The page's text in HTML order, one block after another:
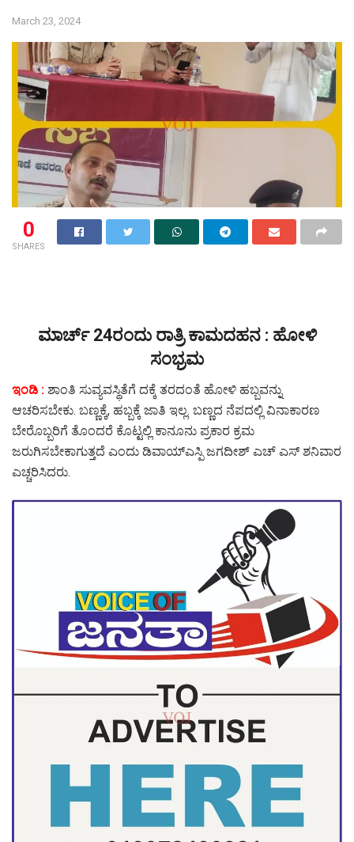
March 23, 2024
0
SHARES
ಮಾರ್ಚ್ 24ರಂದು ರಾತ್ರಿ ಕಾಮದಹನ : ಹೋಳಿ
ಸಂಭ್ರಮ
ಇಂಡಿ : ಶಾಂತಿ ಸುವ್ಯವಸ್ಥಿತೆಗೆ ದಕ್ಕೆ ತರದಂತೆ ಹೋಳಿ ಹಬ್ಬವನ್ನು
ಆಚರಿಸಬೇಕು. ಬಣ್ಣಕ್ಕೆ, ಹಬ್ಬಕ್ಕೆ ಜಾತಿ ಇಲ್ಲ. ಬಣ್ಣದ ನೆಪದಲ್ಲಿ ವಿನಾಕಾರಣ
ಬೇರೊಬ್ಬರಿಗೆ ತೊಂದರೆ ಕೊಟ್ಟಲ್ಲಿ ಕಾನೂನು ಪ್ರಕಾರ ಕ್ರಮ
ಜರುಗಿಸಬೇಕಾಗುತ್ತದೆ ಎಂದು ಡಿವಾಯ್ಎಸ್ಪಿ ಜಗದೀಶ್ ಎಚ್ ಎಸ್ ಶನಿವಾರ
ಎಚ್ಚರಿಸಿದರು.